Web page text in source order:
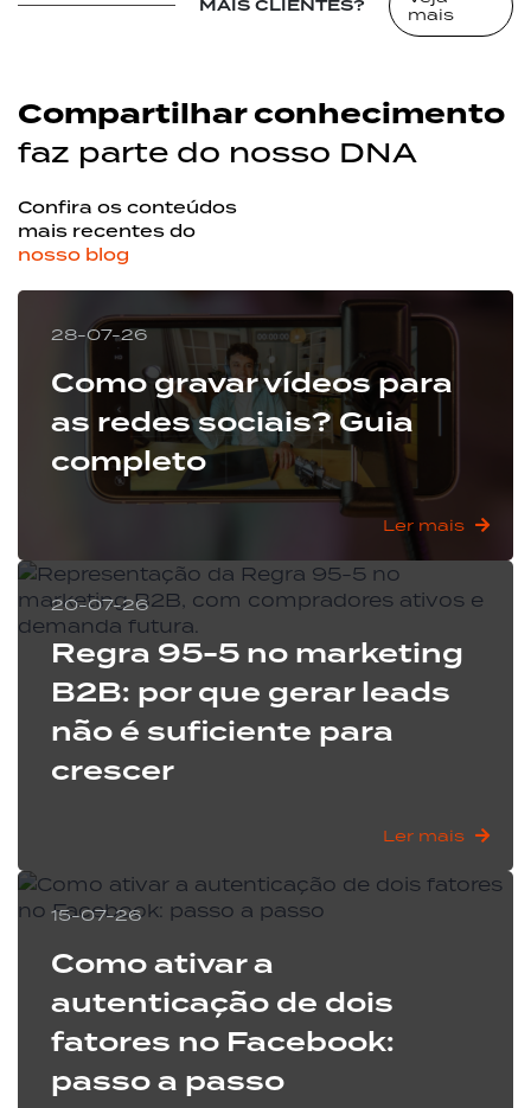
MAIS CLIENTES?
mais
Compartilhar conhecimento
faz parte do nosso DNA
Confira os conteúdos
mais recentes do
nosso blog
" alt="">
28-07-26
Como gravar vídeos para
as redes sociais? Guia
completo
Ler mais
" alt="">
20-07-26
Regra 95-5 no marketing
B2B: por que gerar leads
não é suficiente para
crescer
Ler mais
15-07-26
Como ativar a
autenticação de dois
fatores no Facebook:
passo a passo